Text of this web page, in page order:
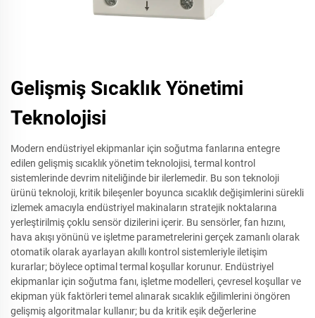
Gelişmiş Sıcaklık Yönetimi
Teknolojisi
Modern endüstriyel ekipmanlar için soğutma fanlarına entegre
edilen gelişmiş sıcaklık yönetim teknolojisi, termal kontrol
sistemlerinde devrim niteliğinde bir ilerlemedir. Bu son teknoloji
ürünü teknoloji, kritik bileşenler boyunca sıcaklık değişimlerini sürekli
izlemek amacıyla endüstriyel makinaların stratejik noktalarına
yerleştirilmiş çoklu sensör dizilerini içerir. Bu sensörler, fan hızını,
hava akışı yönünü ve işletme parametrelerini gerçek zamanlı olarak
otomatik olarak ayarlayan akıllı kontrol sistemleriyle iletişim
kurarlar; böylece optimal termal koşullar korunur. Endüstriyel
ekipmanlar için soğutma fanı, işletme modelleri, çevresel koşullar ve
ekipman yük faktörleri temel alınarak sıcaklık eğilimlerini öngören
gelişmiş algoritmalar kullanır; bu da kritik eşik değerlerine